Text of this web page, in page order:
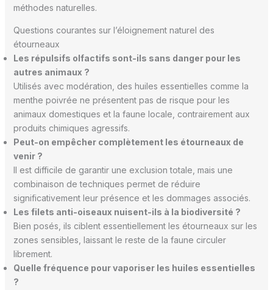
méthodes naturelles.
Questions courantes sur l’éloignement naturel des
étourneaux
Les répulsifs olfactifs sont-ils sans danger pour les
autres animaux ?
Utilisés avec modération, des huiles essentielles comme la
menthe poivrée ne présentent pas de risque pour les
animaux domestiques et la faune locale, contrairement aux
produits chimiques agressifs.
Peut-on empêcher complètement les étourneaux de
venir ?
Il est difficile de garantir une exclusion totale, mais une
combinaison de techniques permet de réduire
significativement leur présence et les dommages associés.
Les filets anti-oiseaux nuisent-ils à la biodiversité ?
Bien posés, ils ciblent essentiellement les étourneaux sur les
zones sensibles, laissant le reste de la faune circuler
librement.
Quelle fréquence pour vaporiser les huiles essentielles
?